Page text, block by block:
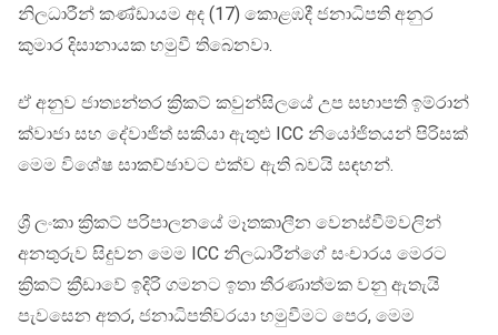
නිලධාරීන් කණ්ඩායම අද (17) කොළඹදී ජනාධිපති අනුර
කුමාර දිසානායක හමුවී තිබෙනවා.
ඒ අනුව ජාත්‍යන්තර ක්‍රිකට් කවුන්සිලයේ උප සභාපති ඉම්රාන්
ක්වාජා සහ දේවාජිත් සකියා ඇතුළු ICC නියෝජිතයන් පිරිසක්
මෙම විශේෂ සාකච්ඡාවට එක්ව ඇති බවයි සඳහන්.
ශ්‍රී ලංකා ක්‍රිකට් පරිපාලනයේ මෑතකාලීන වෙනස්වීම්වලින්
අනතුරුව සිදුවන මෙම ICC නිලධාරීන්ගේ සංචාරය මෙරට
ක්‍රිකට් ක්‍රීඩාවේ ඉදිරි ගමනට ඉතා තීරණාත්මක වනු ඇතැයි
පැවසෙන අතර, ජනාධිපතිවරයා හමුවීමට පෙර, මෙම